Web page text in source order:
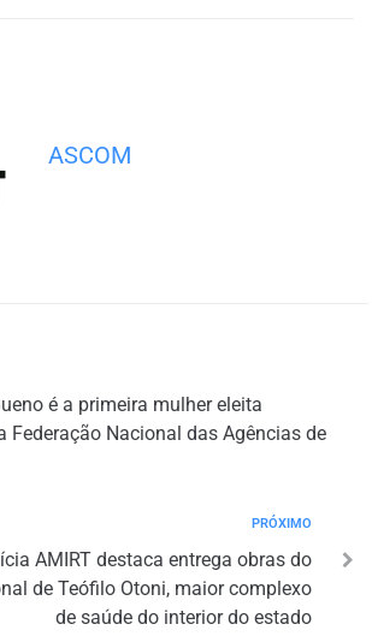
ASCOM
é a primeira mulher eleita
Federação Nacional das Agências de
PRÓXIMO
AMIRT destaca entrega obras do
de Teófilo Otoni, maior complexo
de saúde do interior do estado